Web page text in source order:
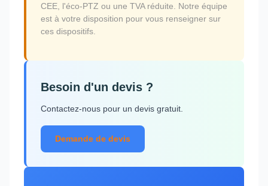
CEE, l'éco-PTZ ou une TVA réduite. Notre équipe
est à votre disposition pour vous renseigner sur
ces dispositifs.
Besoin d'un devis ?
Contactez-nous pour un devis gratuit.
Demande de devis